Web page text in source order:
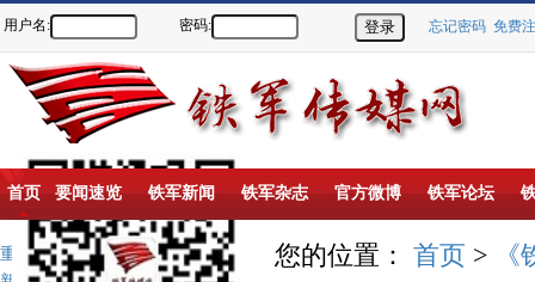
用户名: 密码: 忘记密码 免费
首页 要闻速览 铁军新闻 铁军杂志 官方微博 铁军论坛
重点推荐
您的位置： 首页 >